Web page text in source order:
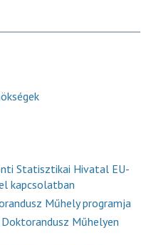
Statisztikai Hivatal EU-
kapcsolatban
Műhely programja
Doktorandusz Műhelyen